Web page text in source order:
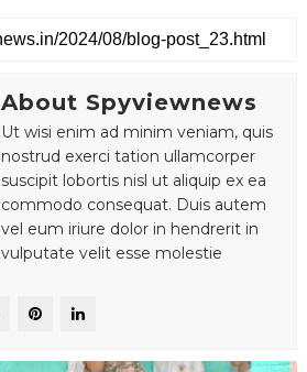
About Spyviewnews
Ut wisi enim ad minim veniam, quis
nostrud exerci tation ullamcorper
suscipit lobortis nisl ut aliquip ex ea
commodo consequat. Duis autem
vel eum iriure dolor in hendrerit in
vulputate velit esse molestie